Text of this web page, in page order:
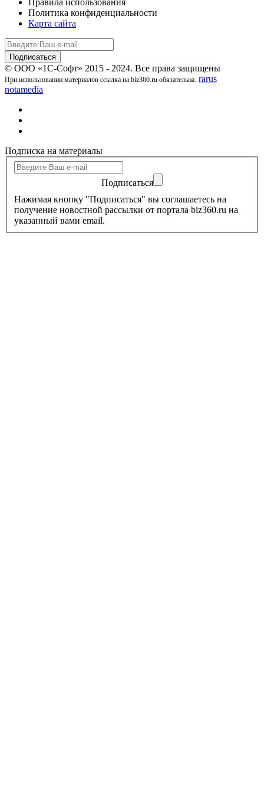
Правила использования
Политика конфиденциальности
Карта сайта
© ООО «1С-Софт» 2015 - 2024. Все права защищены
При использовании материалов ссылка на biz360.ru обязательна. rarus
notamedia
Подписка на материалы
Подписаться
Нажимая кнопку "Подписаться" вы соглашаетесь на
получение новостной рассылки от портала biz360.ru на
указанный вами email.